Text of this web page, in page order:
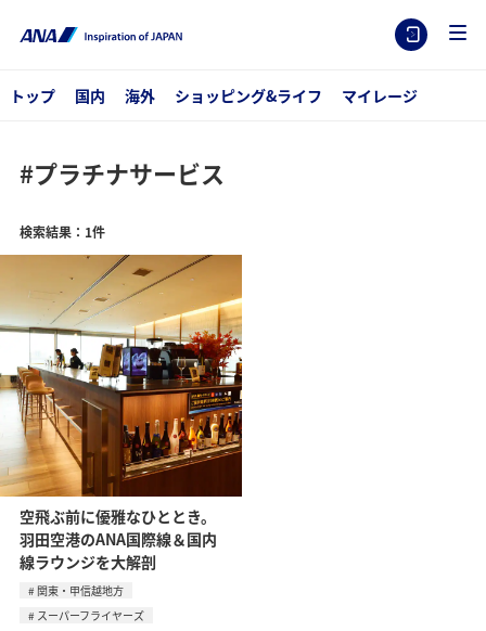
トップ 国内 海外 ショッピング&ライフ マイレージ
#プラチナサービス
検索結果：1件
空飛ぶ前に優雅なひととき。
羽田空港のANA国際線＆国内
線ラウンジを大解剖
関東・甲信越地方
スーパーフライヤーズ